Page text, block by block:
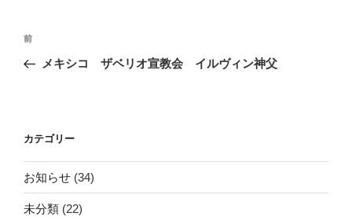
投
ナ
ー
シ
ョ
ン
前
の
前
メキシコ ザベリオ宣教会 イルヴィン神父
カテゴリー
お知らせ (34)
未分類 (22)